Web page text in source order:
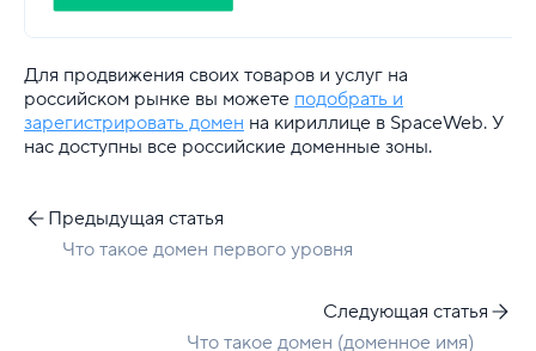
Для продвижения своих товаров и услуг на
российском рынке вы можете подобрать и
зарегистрировать домен на кириллице в SpaceWeb. У
нас доступны все российские доменные зоны.
Предыдущая статья
Что такое домен первого уровня
Следующая статья
Что такое домен (доменное имя)